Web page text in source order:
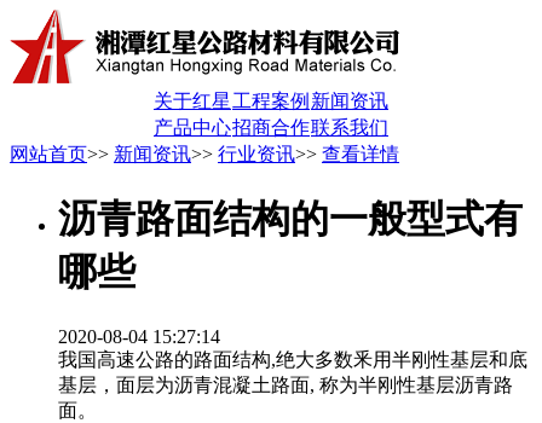
关于红星 工程案例 新闻资讯
产品中心招商合作联系我们
网站首页>> 新闻资讯>> 行业资讯>> 查看详情
沥青路面结构的一般型式有
哪些
2020-08-04 15:27:14
我国高速公路的路面结构,绝大多数釆用半刚性基层和底
基层，面层为沥青混凝土路面, 称为半刚性基层沥青路
面。